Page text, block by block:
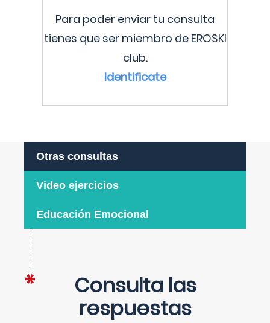
Para poder enviar tu consulta
tienes que ser miembro de EROSKI
club.
Identificate
Otras consultas
Video ejercicios
Educación Emocional
Consulta las
respuestas